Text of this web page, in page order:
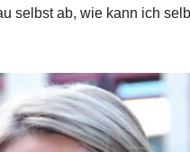
selbst ab, wie kann ich